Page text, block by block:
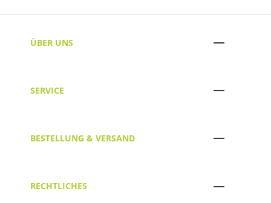
ÜBER UNS
SERVICE
BESTELLUNG & VERSAND
RECHTLICHES